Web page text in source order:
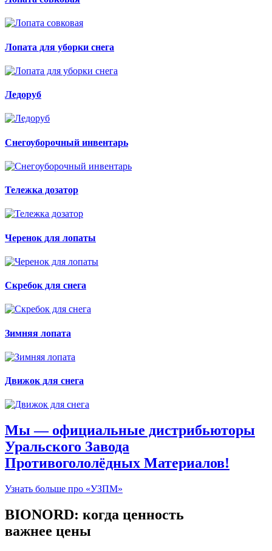
Лопата для уборки снега
Ледоруб
Снегоуборочный инвентарь
Тележка дозатор
Черенок для лопаты
Скребок для снега
Зимняя лопата
Движок для снега
Мы — официальные дистрибьюторы
Уральского Завода
Противогололёдных Материалов!
Узнать больше про «УЗПМ»
BIONORD: когда ценность
важнее цены